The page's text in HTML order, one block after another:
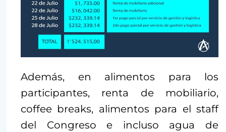
Además, en alimentos para los
participantes, renta de mobiliario,
coffee breaks, alimentos para el staff
del Congreso e incluso agua de